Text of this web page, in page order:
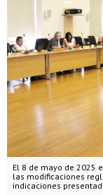
El 8 de mayo de 2025
las modificaciones
indicaciones